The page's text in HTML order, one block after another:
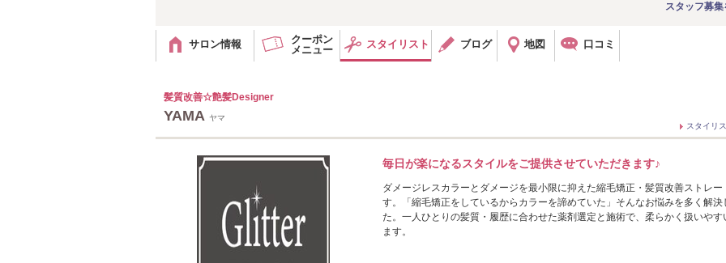
スタッフ募集
サロン情報
クーポン
メニュー
スタイリスト ブログ 地図 口コミ
髪質改善☆艶髪Designer
YAMA ヤマ
スタイリ
毎日が楽になるスタイルをご提供させていただきます♪
ダメージレスカラーとダメージを最小限に抑えた縮毛矯正・髪質改善ストレー
す。「縮毛矯正をしているからカラーを諦めていた」そんなお悩みを多く解決
た。一人ひとりの髪質・履歴に合わせた薬剤選定と施術で、柔らかく扱いやす
ます。